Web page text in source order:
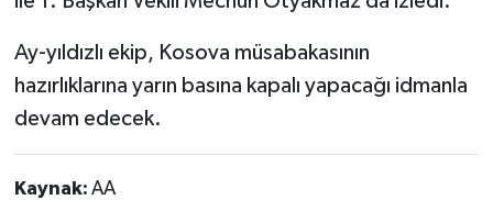
Ay-yıldızlı ekip, Kosova müsabakasının
hazırlıklarına yarın basına kapalı yapacağı idmanla
devam edecek.
Kaynak: AA